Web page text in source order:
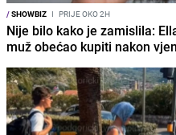
/SHOWBIZ I PRIJE OKO 2H
Nije bilo kako je zamislila:
muž obećao kupiti nakon